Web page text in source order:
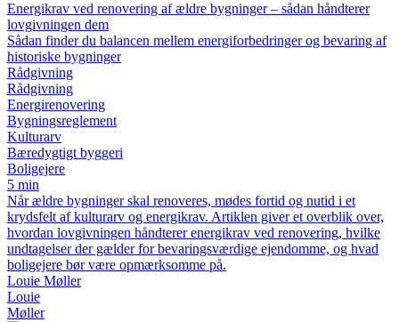
Energikrav ved renovering af ældre bygninger – sådan håndterer
lovgivningen dem
Sådan finder du balancen mellem energiforbedringer og bevaring af
historiske bygninger
Rådgivning
Rådgivning
Energirenovering
Bygningsreglement
Kulturarv
Bæredygtigt byggeri
Boligejere
5 min
Når ældre bygninger skal renoveres, mødes fortid og nutid i et
krydsfelt af kulturarv og energikrav. Artiklen giver et overblik over,
hvordan lovgivningen håndterer energikrav ved renovering, hvilke
undtagelser der gælder for bevaringsværdige ejendomme, og hvad
boligejere bør være opmærksomme på.
Louie Møller
Louie
Møller